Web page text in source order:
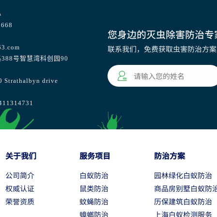
号智慧湾科创园90
Strathalbyn drive
您身边的灭虫除害防治专
联系我们，免费获取虫害防治方案
关于我们
公司简介
权威认证
荣誉资质
服务项目
白蚁防治
鼠类防治
蚊蝇防治
蟑螂防治
防治方案
园林绿化白蚁防治
商品房别墅白蚁防
历保建筑白蚁防治
上海白蚁检测服务